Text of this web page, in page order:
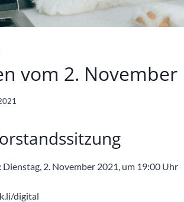
vom 2. November
Dienstag, 2. November 2021, um 19:00 Uhr
digital